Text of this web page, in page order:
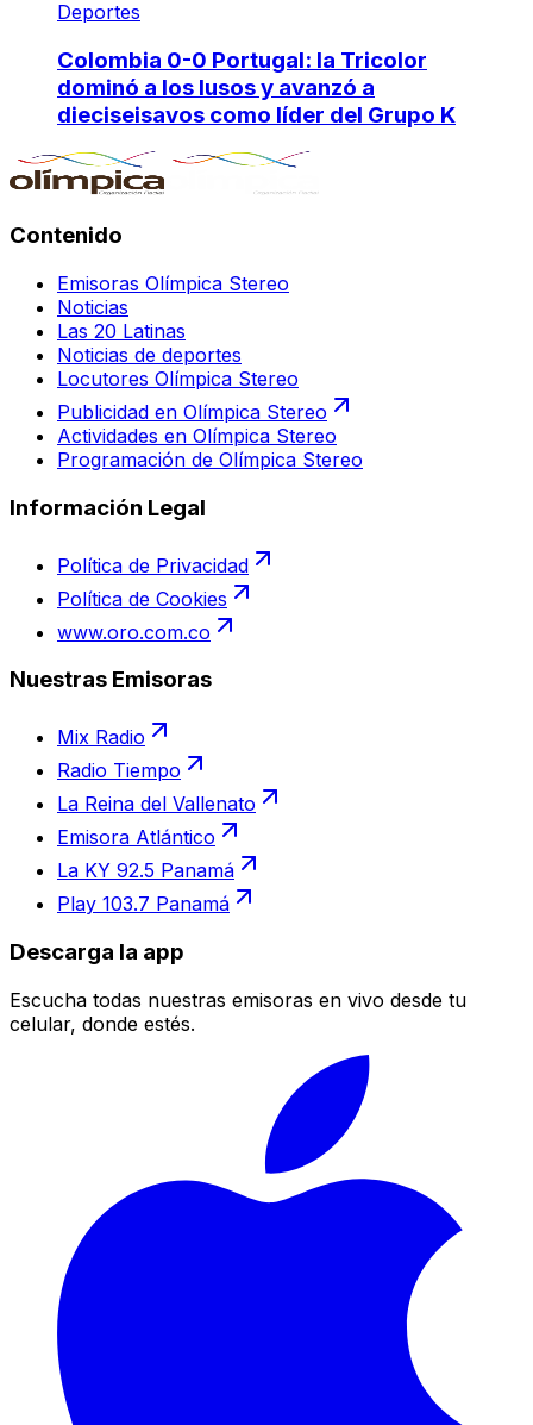
Deportes
Colombia 0-0 Portugal: la Tricolor
dominó a los lusos y avanzó a
dieciseisavos como líder del Grupo K
Contenido
Emisoras Olímpica Stereo
Noticias
Las 20 Latinas
Noticias de deportes
Locutores Olímpica Stereo
Publicidad en Olímpica Stereo
Actividades en Olímpica Stereo
Programación de Olímpica Stereo
Información Legal
Política de Privacidad
Política de Cookies
www.oro.com.co
Nuestras Emisoras
Mix Radio
Radio Tiempo
La Reina del Vallenato
Emisora Atlántico
La KY 92.5 Panamá
Play 103.7 Panamá
Descarga la app
Escucha todas nuestras emisoras en vivo desde tu
celular, donde estés.